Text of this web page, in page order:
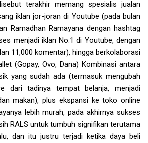
terakhir memang spesialis jualan
iklan jor-joran di Youtube (pada bulan
Ramadhan Ramayana dengan hashtag
menjadi iklan No.1 di Youtube, dengan
11,000 komentar), hingga berkolaborasi
(Gopay, Ovo, Dana) Kombinasi antara
yang sudah ada (termasuk mengubah
dari tadinya tempat belanja, menjadi
makan), plus ekspansi ke toko online
lebih murah, pada akhirnya sukses
RALS untuk tumbuh signifikan terutama
dan itu justru terjadi ketika daya beli